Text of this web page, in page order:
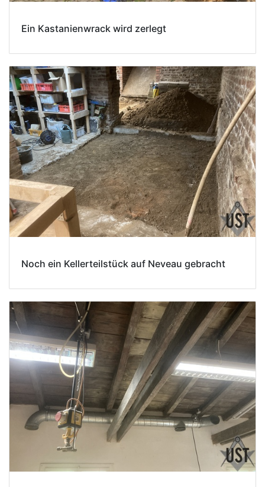
Ein Kastanienwrack wird zerlegt
Noch ein Kellerteilstück auf Neveau gebracht